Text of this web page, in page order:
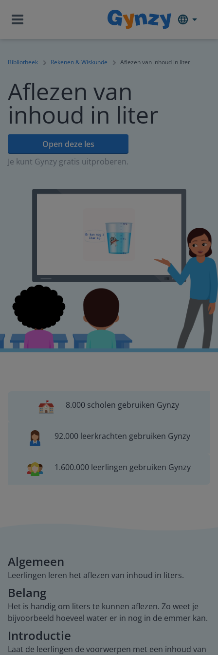
Bibliotheek Rekenen & Wiskunde Aflezen van inhoud in liter
Aflezen van
inhoud in liter
Open deze les
Je kunt Gynzy gratis uitproberen.
8.000 scholen gebruiken Gynzy
92.000 leerkrachten gebruiken Gynzy
1.600.000 leerlingen gebruiken Gynzy
Algemeen
Leerlingen leren het aflezen van inhoud in liters.
Belang
Het is handig om liters te kunnen aflezen. Zo weet je
bijvoorbeeld hoeveel water er in nog in de emmer kan.
Introductie
Laat de leerlingen de voorwerpen met een inhoud van